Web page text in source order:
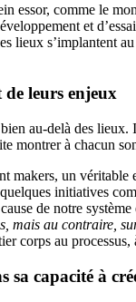
essor, comme le
et
lieux s’implantent
de leurs enjeux
au-delà des lieux.
montrer à chacun
makers, un véritable
initiatives
de notre
mais au contraire,
corps au processus,
sa capacité à